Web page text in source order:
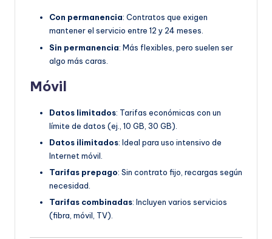
Con permanencia: Contratos que exigen
mantener el servicio entre 12 y 24 meses.
Sin permanencia: Más flexibles, pero suelen ser
algo más caras.
Móvil
Datos limitados: Tarifas económicas con un
límite de datos (ej., 10 GB, 30 GB).
Datos ilimitados: Ideal para uso intensivo de
Internet móvil.
Tarifas prepago: Sin contrato fijo, recargas según
necesidad.
Tarifas combinadas: Incluyen varios servicios
(fibra, móvil, TV).